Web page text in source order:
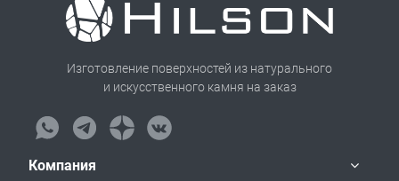
Изготовление поверхностей из натурального
и искусственного камня на заказ
Компания